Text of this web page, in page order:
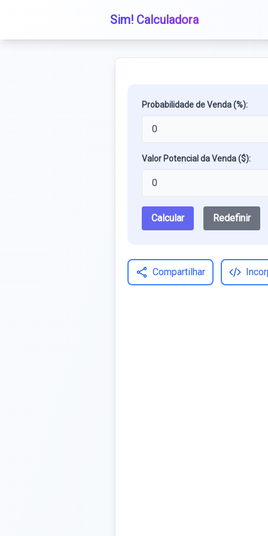
Sim! Calculadora
Probabilidade de Venda (%):
Valor Potencial da Venda ($):
Calcular Redefinir
Compartilhar